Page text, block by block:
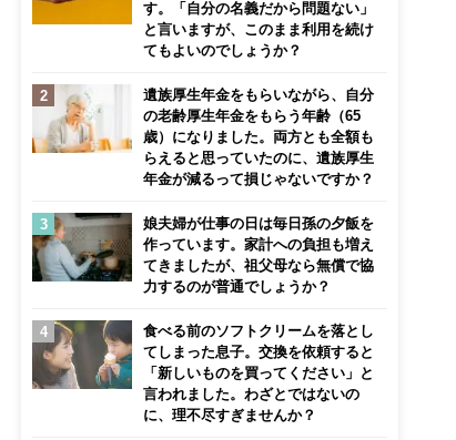
す。「自分の名義だから問題ない」
と言いますが、このまま利用を続け
てもよいのでしょうか？
遺族厚生年金をもらいながら、自分
の老齢厚生年金をもらう年齢（65
歳）になりました。両方とも全額も
らえると思っていたのに、遺族厚生
年金が減るって損じゃないですか？
娘夫婦が仕事の日は毎日孫の夕飯を
作っています。家計への負担も増え
てきましたが、祖父母なら無償で協
力するのが普通でしょうか？
食べる前のソフトクリームを落とし
てしまった息子。交換を依頼すると
「新しいものを買ってください」と
言われました。わざとではないの
に、理不尽すぎませんか？